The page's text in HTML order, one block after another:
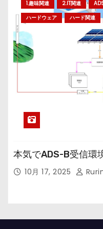
1.趣味関連 2.IT関連
ハードウェア
ハード関連
本気でADS-B受信環
10月 17, 2025